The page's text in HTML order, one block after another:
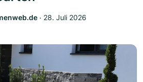
‧ 28. Juli 2026